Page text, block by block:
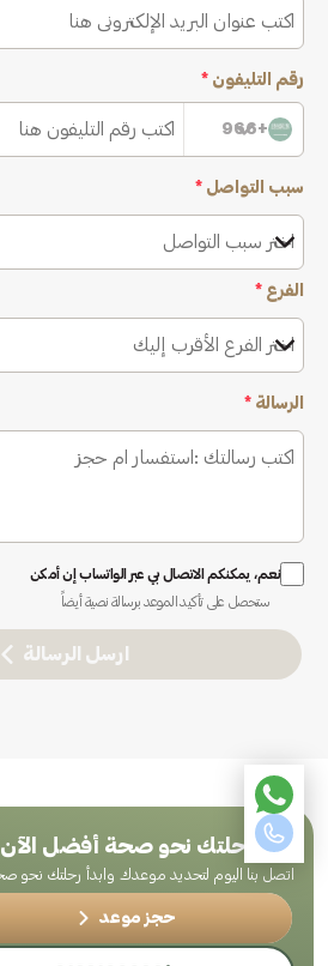
رقم التليفون *
+966
سبب التواصل *
اختر سبب التواصل
الفرع *
اختر الفرع الأقرب إليك
الرسالة *
نعم، يمكنكم الاتصال بي عبر الواتساب إن أمكن
ستحصل على تأكيد الموعد برسالة نصية أيضاً
ارسل الرسالة
ابدأ رحلتك نحو صحة أفضل الآن
اتصل بنا اليوم لتحديد موعدك وابدأ رحلتك نحو
حجز موعد